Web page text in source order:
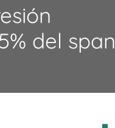
del span